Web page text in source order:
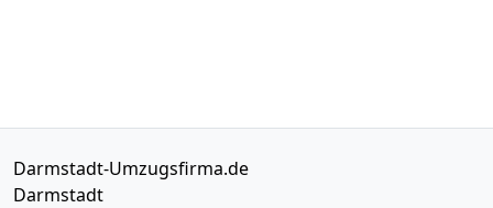
Darmstadt-Umzugsfirma.de
Darmstadt